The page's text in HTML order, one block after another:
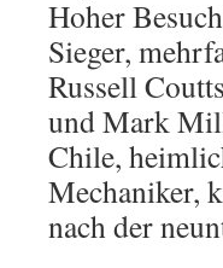
Hoher
Sieger,
Russell
und Mark
Chile,
Mechaniker,
nach der